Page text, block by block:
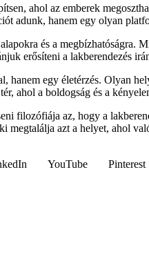
ahol az emberek
adunk, hanem egy olyan
és a megbízhatóságra.
erősíteni a lakberendezés
hanem egy életérzés. Olyan
ahol a boldogság és a
filozófiája az, hogy a
megtalálja azt a helyet, ahol
YouTube Pinterest